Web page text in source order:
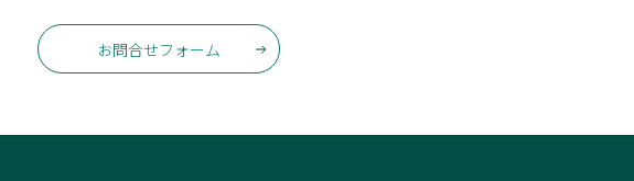
お問合せフォーム